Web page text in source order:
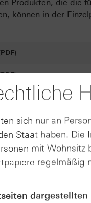
Produkten, die
können in der
sich nur an
Staat haben.
mit
regelmäßig